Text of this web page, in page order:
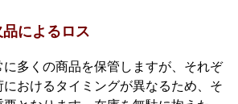
によるロス
に多くの商品を保管しますが、それぞ
おけるタイミングが異なるため、そ